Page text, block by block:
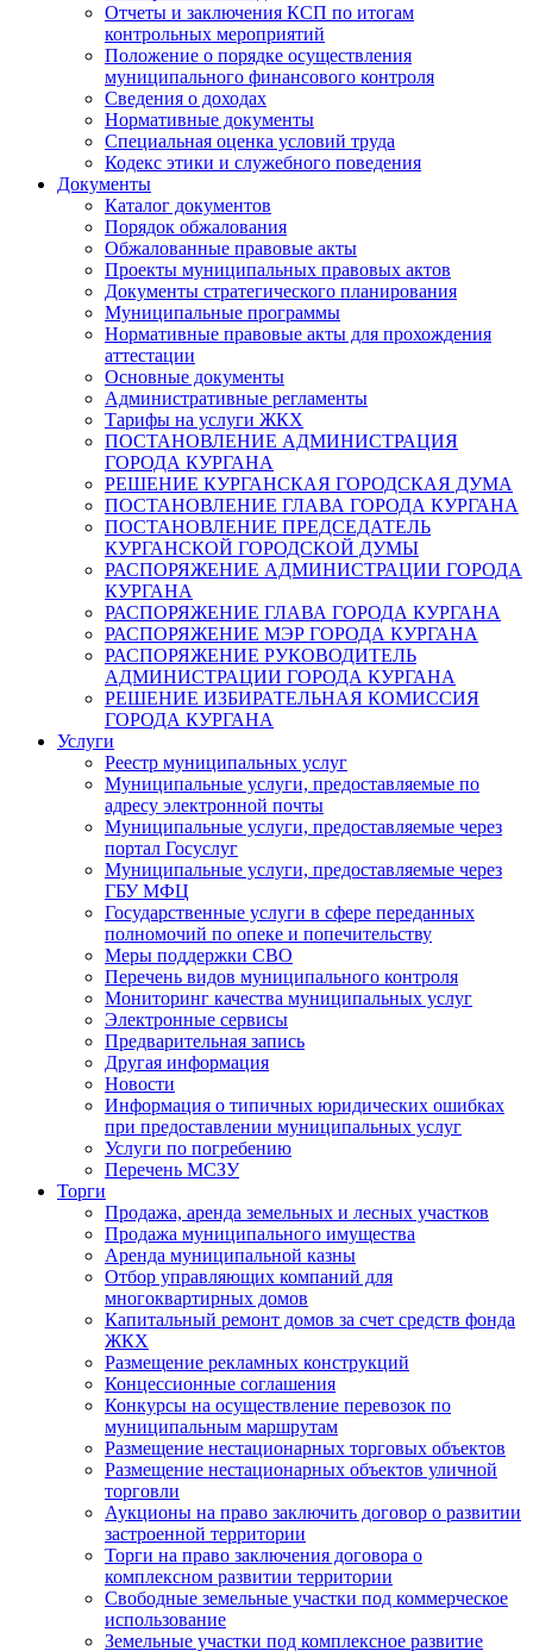
Отчеты и заключения КСП по итогам
контрольных мероприятий
Положение о порядке осуществления
муниципального финансового контроля
Сведения о доходах
Нормативные документы
Специальная оценка условий труда
Кодекс этики и служебного поведения
Документы
Каталог документов
Порядок обжалования
Обжалованные правовые акты
Проекты муниципальных правовых актов
Документы стратегического планирования
Муниципальные программы
Нормативные правовые акты для прохождения
аттестации
Основные документы
Административные регламенты
Тарифы на услуги ЖКХ
ПОСТАНОВЛЕНИЕ АДМИНИСТРАЦИЯ
ГОРОДА КУРГАНА
РЕШЕНИЕ КУРГАНСКАЯ ГОРОДСКАЯ ДУМА
ПОСТАНОВЛЕНИЕ ГЛАВА ГОРОДА КУРГАНА
ПОСТАНОВЛЕНИЕ ПРЕДСЕДАТЕЛЬ
КУРГАНСКОЙ ГОРОДСКОЙ ДУМЫ
РАСПОРЯЖЕНИЕ АДМИНИСТРАЦИИ ГОРОДА
КУРГАНА
РАСПОРЯЖЕНИЕ ГЛАВА ГОРОДА КУРГАНА
РАСПОРЯЖЕНИЕ МЭР ГОРОДА КУРГАНА
РАСПОРЯЖЕНИЕ РУКОВОДИТЕЛЬ
АДМИНИСТРАЦИИ ГОРОДА КУРГАНА
РЕШЕНИЕ ИЗБИРАТЕЛЬНАЯ КОМИССИЯ
ГОРОДА КУРГАНА
Услуги
Реестр муниципальных услуг
Муниципальные услуги, предоставляемые по
адресу электронной почты
Муниципальные услуги, предоставляемые через
портал Госуслуг
Муниципальные услуги, предоставляемые через
ГБУ МФЦ
Государственные услуги в сфере переданных
полномочий по опеке и попечительству
Меры поддержки СВО
Перечень видов муниципального контроля
Мониторинг качества муниципальных услуг
Электронные сервисы
Предварительная запись
Другая информация
Новости
Информация о типичных юридических ошибках
при предоставлении муниципальных услуг
Услуги по погребению
Перечень МСЗУ
Торги
Продажа, аренда земельных и лесных участков
Продажа муниципального имущества
Аренда муниципальной казны
Отбор управляющих компаний для
многоквартирных домов
Капитальный ремонт домов за счет средств фонда
ЖКХ
Размещение рекламных конструкций
Концессионные соглашения
Конкурсы на осуществление перевозок по
муниципальным маршрутам
Размещение нестационарных торговых объектов
Размещение нестационарных объектов уличной
торговли
Аукционы на право заключить договор о развитии
застроенной территории
Торги на право заключения договора о
комплексном развитии территории
Свободные земельные участки под коммерческое
использование
Земельные участки под комплексное развитие